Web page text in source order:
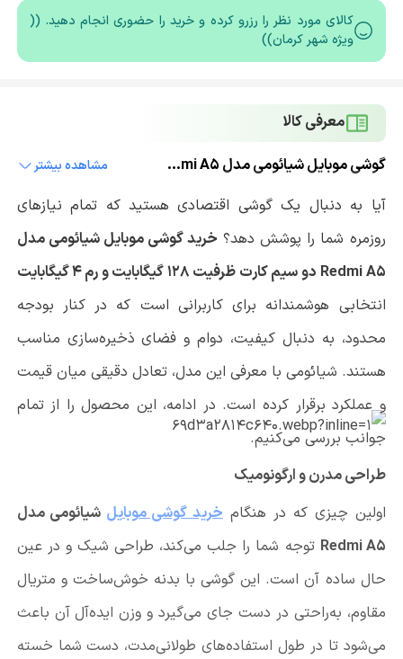
کالای مورد نظر را رزرو کرده و خرید را حضوری انجام دهید. ((
ویژه شهر کرمان))
معرفی کالا
گوشی موبایل شیائومی مدل Redmi A5 دو سیم کارت ظرفیت 128 گیگابایت و رم 4 گیگابایت
مشاهده بیشتر
آیا به دنبال یک گوشی اقتصادی هستید که تمام نیازهای
روزمره شما را پوشش دهد؟ خرید گوشی موبایل شیائومی مدل
Redmi A5 دو سیم کارت ظرفیت 128 گیگابایت و رم 4 گیگابایت
انتخابی هوشمندانه برای کاربرانی است که در کنار بودجه
محدود، به دنبال کیفیت، دوام و فضای ذخیره‌سازی مناسب
هستند. شیائومی با معرفی این مدل، تعادل دقیقی میان قیمت
و عملکرد برقرار کرده است. در ادامه، این محصول را از تمام
جوانب بررسی می‌کنیم.
طراحی مدرن و ارگونومیک
اولین چیزی که در هنگامخرید گوشی موبایل شیائومی مدل
Redmi A5 توجه شما را جلب می‌کند، طراحی شیک و در عین
حال ساده آن است. این گوشی با بدنه خوش‌ساخت و متریال
مقاوم، به‌راحتی در دست جای می‌گیرد و وزن ایده‌آل آن باعث
می‌شود تا در طول استفاده‌های طولانی‌مدت، دست شما خسته